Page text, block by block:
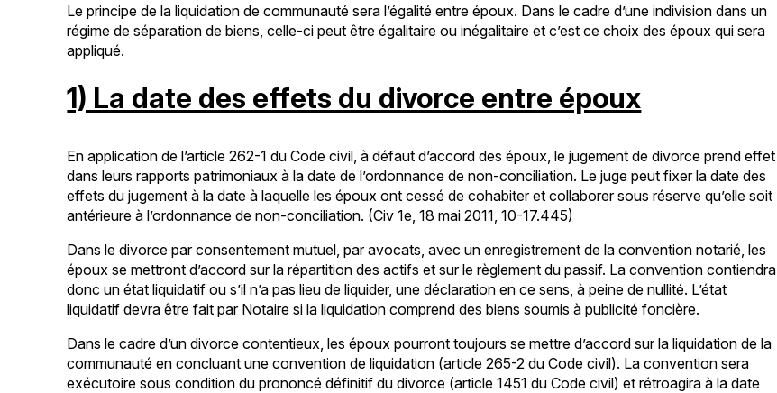
Le principe de la liquidation de communauté sera l’égalité entre époux. Dans le cadre d’une indivision dans un
régime de séparation de biens, celle-ci peut être égalitaire ou inégalitaire et c’est ce choix des époux qui sera
appliqué.
1) La date des effets du divorce entre époux
En application de l’article 262-1 du Code civil, à défaut d’accord des époux, le jugement de divorce prend effet
dans leurs rapports patrimoniaux à la date de l’ordonnance de non-conciliation. Le juge peut fixer la date des
effets du jugement à la date à laquelle les époux ont cessé de cohabiter et collaborer sous réserve qu’elle soit
antérieure à l’ordonnance de non-conciliation. (Civ 1e, 18 mai 2011, 10-17.445)
Dans le divorce par consentement mutuel, par avocats, avec un enregistrement de la convention notarié, les
époux se mettront d’accord sur la répartition des actifs et sur le règlement du passif. La convention contiendra
donc un état liquidatif ou s’il n’a pas lieu de liquider, une déclaration en ce sens, à peine de nullité. L’état
liquidatif devra être fait par Notaire si la liquidation comprend des biens soumis à publicité foncière.
Dans le cadre d’un divorce contentieux, les époux pourront toujours se mettre d’accord sur la liquidation de la
communauté en concluant une convention de liquidation (article 265-2 du Code civil). La convention sera
exécutoire sous condition du prononcé définitif du divorce (article 1451 du Code civil) et rétroagira à la date